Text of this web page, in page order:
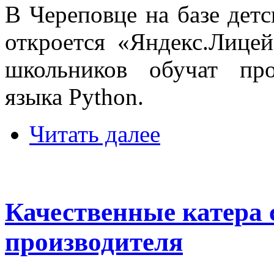
В Череповце на базе
откроется
школьников обучат
языка Python.
Читать далее
Качественные катера
производителя